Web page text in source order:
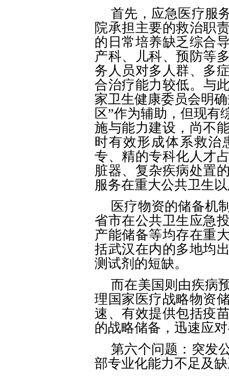
首先，应急医疗服
院承担主要的救治职
的日常培养缺乏综合
产科、儿科、预防等
务人员对多人群、多
合治疗能力较低。与
家卫生健康委员会明
区”作为辅助，但现有
施与能力建设，尚不
时有效形成体系救治
专、精的专科化人才
脏器、复杂疾病处置
服务在重大公共卫生
医疗物资的储备机
省市在公共卫生应急
产能储备等均存在重
括武汉在内的多地均
测试剂的短缺。
而在美国则由疾病
理国家医疗战略物资
速、有效提供包括疫
的战略储备，迅速应
第六个问题：突发
部专业化能力不足及